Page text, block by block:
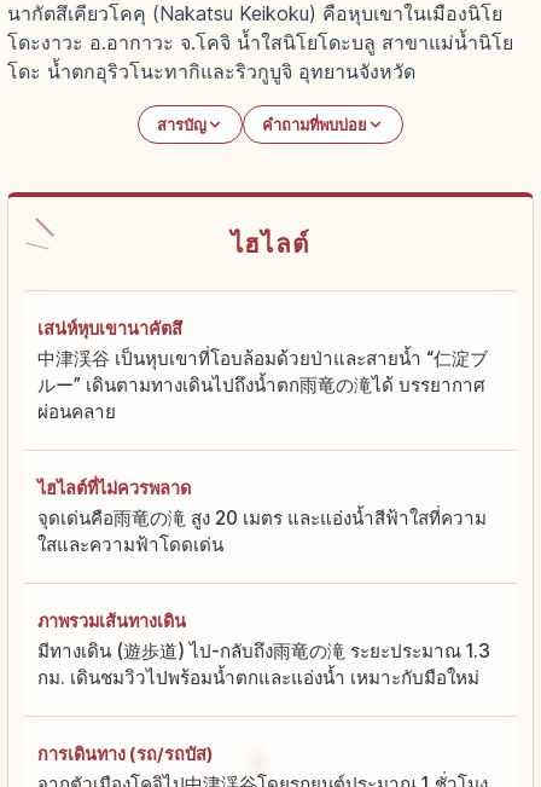
นากัตสึเคียวโคคุ (Nakatsu Keikoku) คือหุบเขาในเมืองนิโย
โดะงาวะ อ.อากาวะ จ.โคจิ น้ำใสนิโยโดะบลู สาขาแม่น้ำนิโย
โดะ น้ำตกอุริวโนะทากิและริวกูบูจิ อุทยานจังหวัด
สารบัญ คำถามที่พบบ่อย
ไฮไลต์
เสน่ห์หุบเขานาคัตสึ
中津渓谷 เป็นหุบเขาที่โอบล้อมด้วยป่าและสายน้ำ “仁淀ブ
ルー” เดินตามทางเดินไปถึงน้ำตก雨竜の滝ได้ บรรยากาศ
ผ่อนคลาย
ไฮไลต์ที่ไม่ควรพลาด
จุดเด่นคือ雨竜の滝 สูง 20 เมตร และแอ่งน้ำสีฟ้าใสที่ความ
ใสและความฟ้าโดดเด่น
ภาพรวมเส้นทางเดิน
มีทางเดิน (遊歩道) ไป-กลับถึง雨竜の滝 ระยะประมาณ 1.3
กม. เดินชมวิวไปพร้อมน้ำตกและแอ่งน้ำ เหมาะกับมือใหม่
การเดินทาง (รถ/รถบัส)